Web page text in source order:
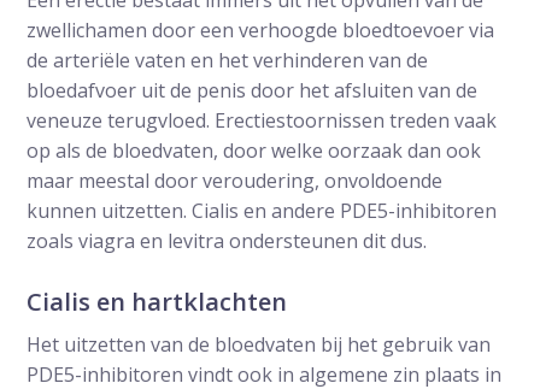
zwellichamen door een verhoogde bloedtoevoer via
de arteriële vaten en het verhinderen van de
bloedafvoer uit de penis door het afsluiten van de
veneuze terugvloed. Erectiestoornissen treden vaak
op als de bloedvaten, door welke oorzaak dan ook
maar meestal door veroudering, onvoldoende
kunnen uitzetten. Cialis en andere PDE5-inhibitoren
zoals viagra en levitra ondersteunen dit dus.
Cialis en hartklachten
Het uitzetten van de bloedvaten bij het gebruik van
PDE5-inhibitoren vindt ook in algemene zin plaats in